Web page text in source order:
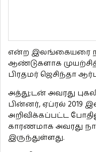
என்ற இலங்கையரை
ஆண்டுகளாக
பிரதமர் ஜெசிந்தா
அத்து;டன் அவரது
பின்னர், ஏப்ரல் 2019
அறிவிக்கப்பட்ட
காரணமாக அவரது
இருந்துள்ளது.